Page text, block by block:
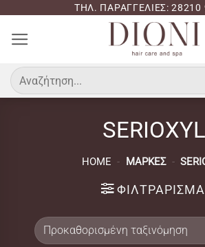
περιεχόμενο
ΤΗΛ. ΠΑΡΑΓΓΕΛΙΕΣ: 28210
Αναζήτηση
για:
SERIOXYL
HOME - ΜΆΡΚΕΣ -
ΦΙΛΤΡΆΡΙΣΜΑ